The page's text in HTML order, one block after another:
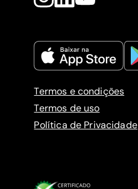
Termos e condições
Termos de uso
Política de Privacidade